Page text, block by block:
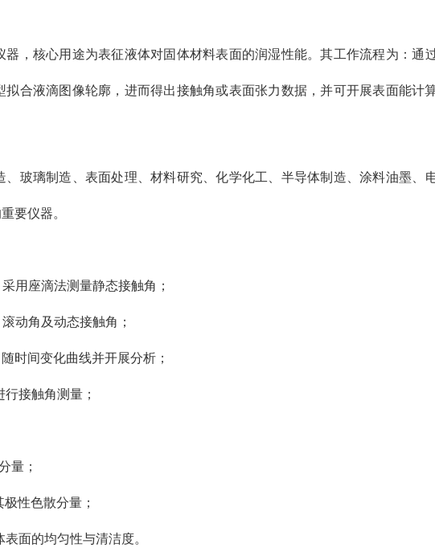
，核心用途为表征液体对固体材料表面的润湿性能。其工作流程为：通
合液滴图像轮廓，进而得出接触角或表面张力数据，并可开展表面能计
、玻璃制造、表面处理、材料研究、化学化工、半导体制造、涂料油墨、
要仪器。
用座滴法测量静态接触角；
动角及动态接触角；
时间变化曲线并开展分析；
接触角测量；
量；
性色散分量；
面的均匀性与清洁度。